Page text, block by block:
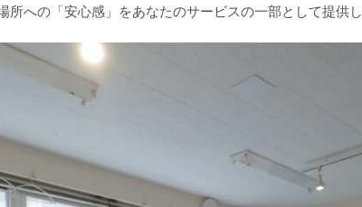
への「安心感」をあなたのサービスの一部として提供し